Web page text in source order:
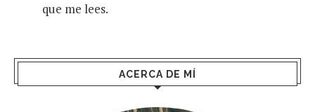
que me lees.
ACERCA DE MÍ